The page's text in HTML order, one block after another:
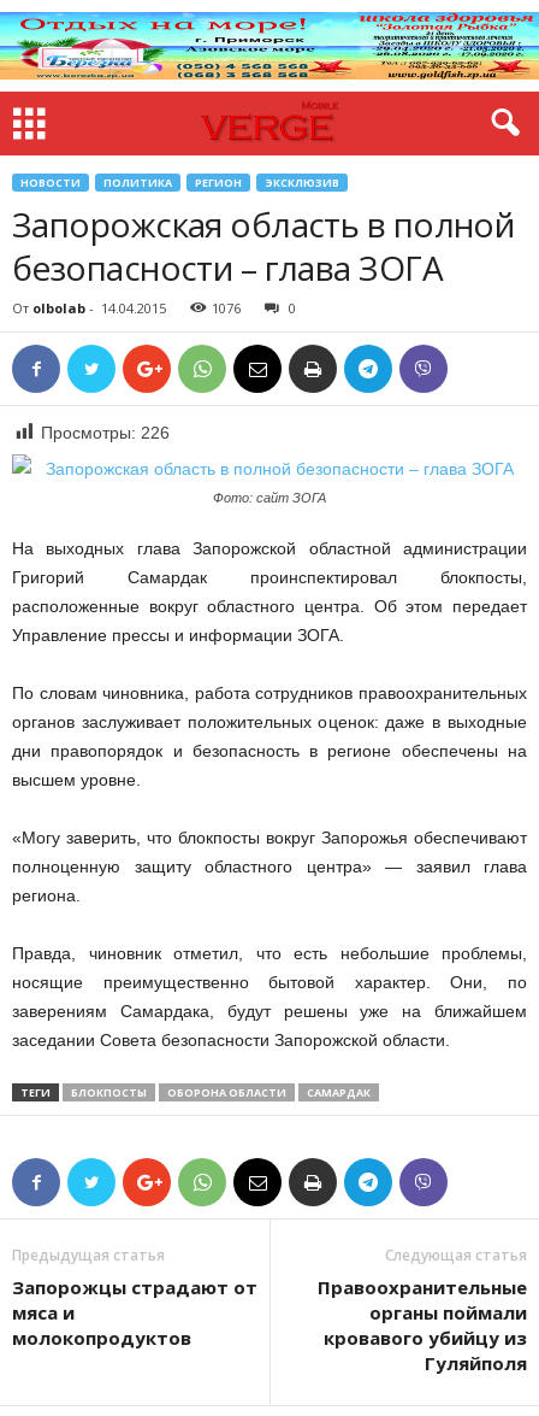
НОВОСТИ ПОЛИТИКА РЕГИОН ЭКСКЛЮЗИВ
Запорожская область в полной
безопасности – глава ЗОГА
От olbolab - 14.04.2015 1076 0
Просмотры: 226
Фото: сайт ЗОГА
На выходных глава Запорожской областной администрации
Григорий Самардак проинспектировал блокпосты,
расположенные вокруг областного центра. Об этом передает
Управление прессы и информации ЗОГА.
По словам чиновника, работа сотрудников правоохранительных
органов заслуживает положительных оценок: даже в выходные
дни правопорядок и безопасность в регионе обеспечены на
высшем уровне.
«Могу заверить, что блокпосты вокруг Запорожья обеспечивают
полноценную защиту областного центра» — заявил глава
региона.
Правда, чиновник отметил, что есть небольшие проблемы,
носящие преимущественно бытовой характер. Они, по
заверениям Самардака, будут решены уже на ближайшем
заседании Совета безопасности Запорожской области.
ТЕГИ БЛОКПОСТЫ ОБОРОНА ОБЛАСТИ САМАРДАК
Предыдущая статья
Запорожцы страдают от
мяса и
молокопродуктов
Следующая статья
Правоохранительные
органы поймали
кровавого убийцу из
Гуляйполя